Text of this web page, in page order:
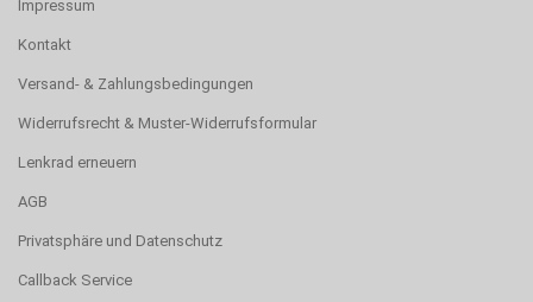
Impressum
Kontakt
Versand- & Zahlungsbedingungen
Widerrufsrecht & Muster-Widerrufsformular
Lenkrad erneuern
AGB
Privatsphäre und Datenschutz
Callback Service